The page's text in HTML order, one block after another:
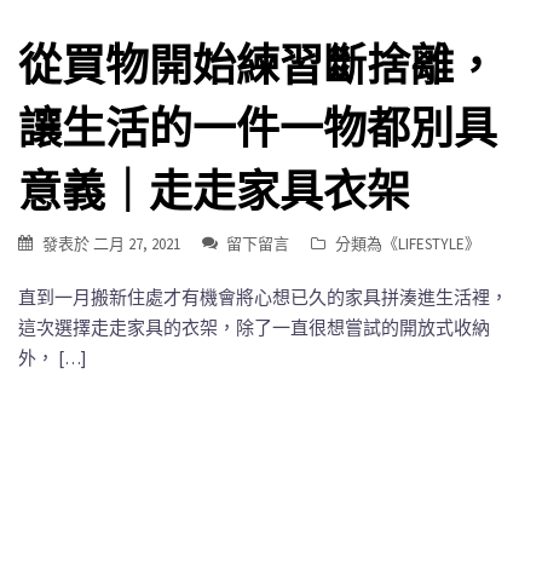
從買物開始練習斷捨離，
讓生活的一件一物都別具
意義｜走走家具衣架
發表於二月 27, 2021 留下留言 分類為《LIFESTYLE》
直到一月搬新住處才有機會將心想已久的家具拼湊進生活裡，
這次選擇走走家具的衣架，除了一直很想嘗試的開放式收納
外， […]